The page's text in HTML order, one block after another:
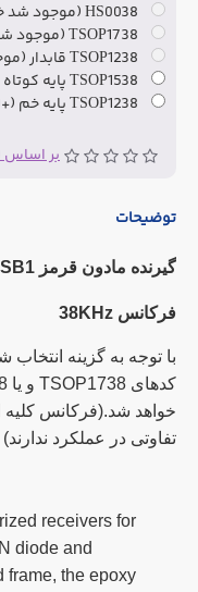
بر اساس 0 نظر
HS0038 (موجود شد خبرم کن)
TSOP1738 (موجود شد خبرم کن)
TSOP1238 قابدار (موجود شد خبرم کن)
TSOP1538 پایه کوتاه
TSOP1238 پایه خم
(+80,000ریال)
توضیحات
گیرنده مادون قرمز TSOP1738SB1 | چشمی پارس
فرکانس 38KHz
با توجه به گزینه
تفاوتی در عملکرد ندارند)
receivers for
diode and
frame, the epoxy